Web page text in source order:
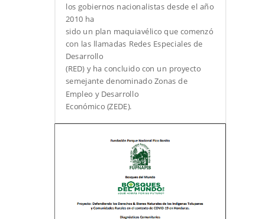
los gobiernos nacionalistas desde el año
2010 ha
sido un plan maquiavélico que comenzó
con las llamadas Redes Especiales de
Desarrollo
(RED) y ha concluido con un proyecto
semejante denominado Zonas de
Empleo y Desarrollo
Económico (ZEDE).